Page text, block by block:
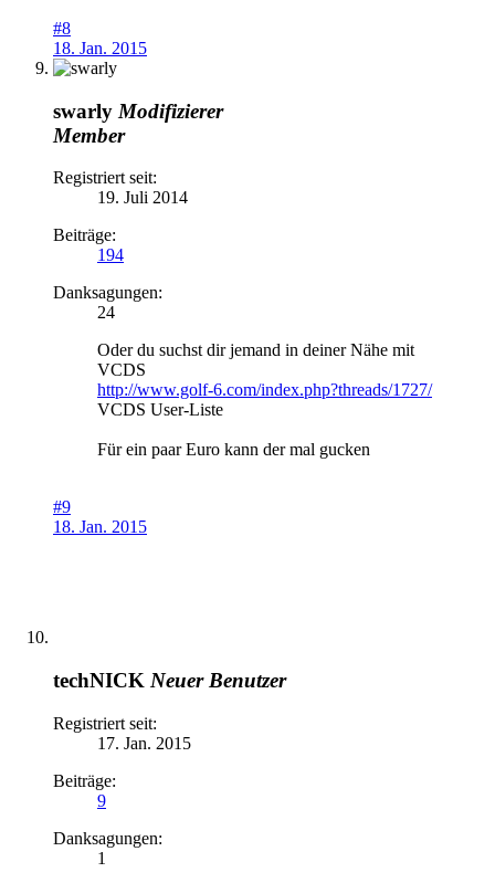
#8
18. Jan. 2015
swarly Modifizierer
Member
Registriert seit:
19. Juli 2014
Beiträge:
194
Danksagungen:
24
Oder du suchst dir jemand in deiner Nähe mit
VCDS
http://www.golf-6.com/index.php?threads/1727/
VCDS User-Liste
Für ein paar Euro kann der mal gucken
#9
18. Jan. 2015
techNICK Neuer Benutzer
Registriert seit:
17. Jan. 2015
Beiträge:
9
Danksagungen:
1